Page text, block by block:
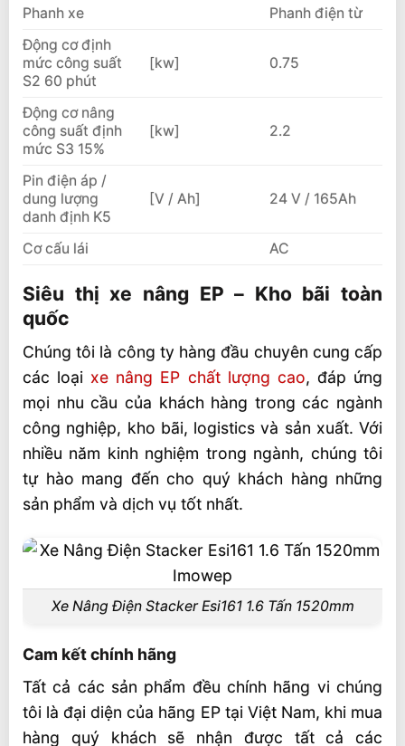
Phanh xe
Phanh điện từ
Động cơ định
mức công suất
S2 60 phút
[kw] 0.75
Động cơ nâng
công suất định
mức S3 15%
[kw] 2.2
Pin điện áp /
dung lượng
danh định K5
[V / Ah] 24 V / 165Ah
Cơ cấu lái AC
Siêu thị xe nâng EP – Kho bãi toàn
quốc
Chúng tôi là công ty hàng đầu chuyên cung cấp
các loại xe nâng EP chất lượng cao, đáp ứng
mọi nhu cầu của khách hàng trong các ngành
công nghiệp, kho bãi, logistics và sản xuất. Với
nhiều năm kinh nghiệm trong ngành, chúng tôi
tự hào mang đến cho quý khách hàng những
sản phẩm và dịch vụ tốt nhất.
Xe Nâng Điện Stacker Esi161 1.6 Tấn 1520mm
Cam kết chính hãng
Tất cả các sản phẩm đều chính hãng vi chúng
tôi là đại diện của hãng EP tại Việt Nam, khi mua
hàng quý khách sẽ nhận được tất cả các